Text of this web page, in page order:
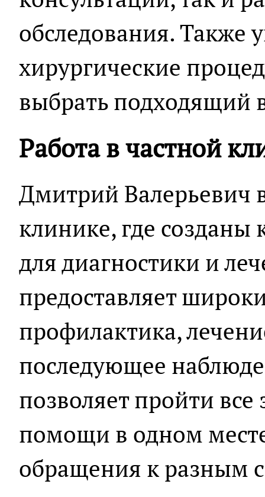
обследования. Также
хирургические
выбрать подходящий
Работа в частной
Дмитрий Валерьевич
клинике, где
для диагностики и
предоставляет
профилактика,
последующее
позволяет пройти
помощи в одном
обращения к разным